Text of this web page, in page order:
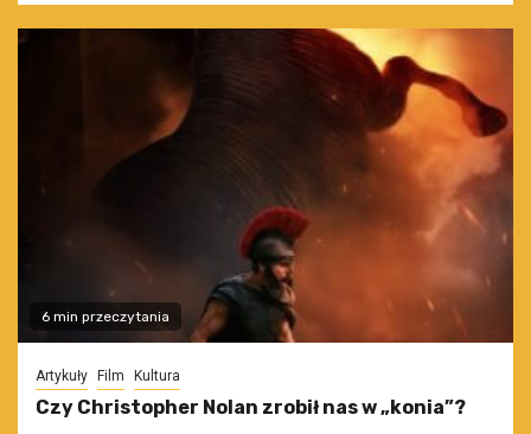
6 min przeczytania
Artykuły Film Kultura
Czy Christopher Nolan zrobił nas w „konia”?